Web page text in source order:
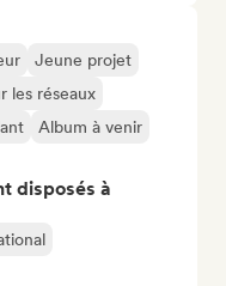
Jeune projet
les réseaux
Album à venir
disposés à